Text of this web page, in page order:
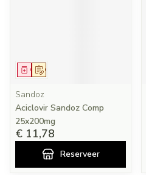
Op voorschrift
Geneesmiddel
Sandoz
Aciclovir Sandoz Comp
25x200mg
€ 11,78
Reserveer